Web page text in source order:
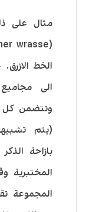
مثال على
الخط
الى
وتتضمن كل
(يتم
بازاحة
المختبرية
المجموعة